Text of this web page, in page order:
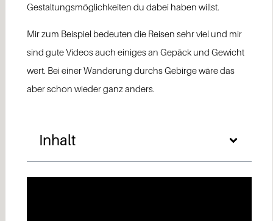
Gestaltungsmöglichkeiten du dabei haben willst.
Mir zum Beispiel bedeuten die Reisen sehr viel und mir
sind gute Videos auch einiges an Gepäck und Gewicht
wert. Bei einer Wanderung durchs Gebirge wäre das
aber schon wieder ganz anders.
Inhalt